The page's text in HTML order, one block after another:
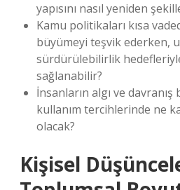
yapısını nasıl yeniden
Kamu politikaları kısa
büyümeyi teşvik ederken,
sürdürülebilirlik
sağlanabilir?
İnsanların algı ve davranış
kullanım tercihlerinde ne
olacak?
Kişisel